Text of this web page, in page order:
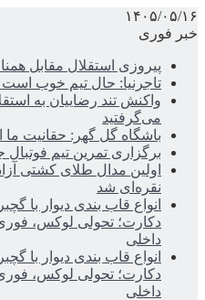
۱۴۰۵/۰۵/۱۶
خبر فوری
پیروزی استقلال مقابل
تاجرنیا: حال تیم خوب
واکنش تند رضاییان به
می‌گرفتید
باشگاه گل گهر: حقانیت ما
برگزاری تمرین تیم فوتبال
اولین مدال طلای کشتی
نقره‌ای شد
انواع قاب بندی دیوار با
دکارت؛ تحولی لوکس،
داخلی
انواع قاب بندی دیوار با
دکارت؛ تحولی لوکس،
داخلی